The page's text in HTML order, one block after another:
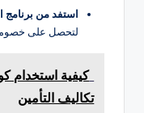
استفد من برنامج
لتحصل على
كيفية استخدام
تكاليف التأمين